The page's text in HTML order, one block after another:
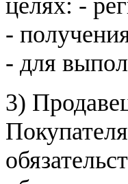
-
- для
3)